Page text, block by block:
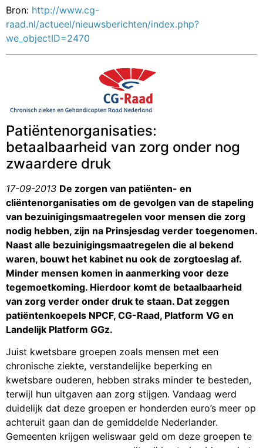
Bron: http://www.cg-
raad.nl/actueel/nieuwsberichten/index.php?
we_objectID=2470
Patiëntenorganisaties:
betaalbaarheid van zorg onder nog
zwaardere druk
17-09-2013 De zorgen van patiënten- en
cliëntenorganisaties om de gevolgen van de stapeling
van bezuinigingsmaatregelen voor mensen die zorg
nodig hebben, zijn na Prinsjesdag verder toegenomen.
Naast alle bezuinigingsmaatregelen die al bekend
waren, bouwt het kabinet nu ook de zorgtoeslag af.
Minder mensen komen in aanmerking voor deze
tegemoetkoming. Hierdoor komt de betaalbaarheid
van zorg verder onder druk te staan. Dat zeggen
patiëntenkoepels NPCF, CG-Raad, Platform VG en
Landelijk Platform GGz.
Juist kwetsbare groepen zoals mensen met een
chronische ziekte, verstandelijke beperking en
kwetsbare ouderen, hebben straks minder te besteden,
terwijl hun uitgaven aan zorg stijgen. Vandaag werd
duidelijk dat deze groepen er honderden euro’s meer op
achteruit gaan dan de gemiddelde Nederlander.
Gemeenten krijgen weliswaar geld om deze groepen te